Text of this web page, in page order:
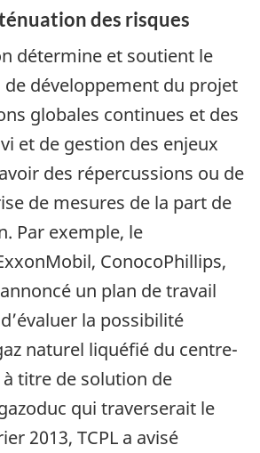
des risques
détermine et soutient le
développement du projet
globales continues et des
et de gestion des enjeux
des répercussions ou de
de mesures de la part de
Par exemple, le
ConocoPhillips,
un plan de travail
la possibilité
naturel liquéfié du centre-
à titre de solution de
qui traverserait le
2013, TCPL a avisé